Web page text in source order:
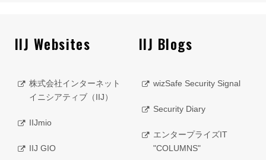
IIJ Websites
株式会社インターネット
イニシアティブ（IIJ）
IIJmio
IIJ GIO
IIJ Blogs
wizSafe Security Signal
Security Diary
エンタープライズIT
"COLUMNS"